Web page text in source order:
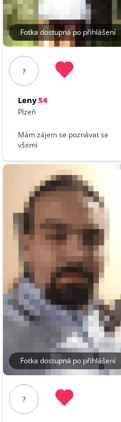
Fotka dostupná po přihlášení
?
Leny54
Plzeň
Mám zájem se poznávat se
všemi
Fotka dostupná po přihlášení
?